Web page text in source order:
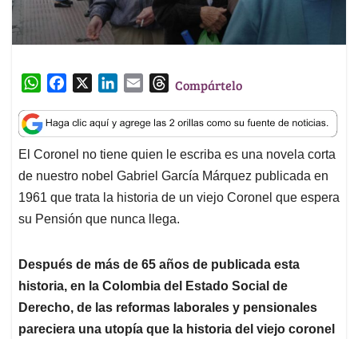
W
a
t
s
A
p
p
c
e
b
o
o
k
n
k
e
d
I
n
a
i
l
T
r
e
a
d
s
Compártelo
El Coronel no tiene quien le escriba es una novela corta
de nuestro nobel Gabriel García Márquez publicada en
1961 que trata la historia de un viejo Coronel que espera
su Pensión que nunca llega.
Después de más de 65 años de publicada esta
historia, en la Colombia del Estado Social de
Derecho, de las reformas laborales y pensionales
pareciera una utopía que la historia del viejo coronel